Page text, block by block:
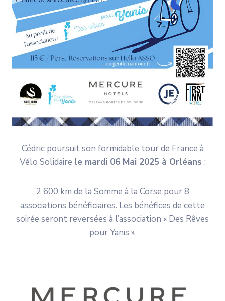
Cédric poursuit son formidable tour de France à
Vélo Solidaire le mardi 06 Mai 2025 à Orléans :
2 600 km de la Somme à la Corse pour 8
associations bénéficiaires. Les bénéfices de cette
soirée seront reversées à l’association « Des Rêves
pour Yanis ».